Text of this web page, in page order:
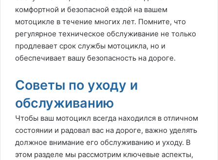
комфортной и безопасной ездой на вашем
мотоцикле в течение многих лет. Помните, что
регулярное техническое обслуживание не только
продлевает срок службы мотоцикла, но и
обеспечивает вашу безопасность на дороге.
Советы по уходу и
обслуживанию
Чтобы ваш мотоцикл всегда находился в отличном
состоянии и радовал вас на дороге, важно уделять
должное внимание его обслуживанию и уходу. В
этом разделе мы рассмотрим ключевые аспекты,